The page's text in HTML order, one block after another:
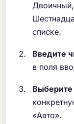
списке.
Введите
в поля
Выберите
«Авто».